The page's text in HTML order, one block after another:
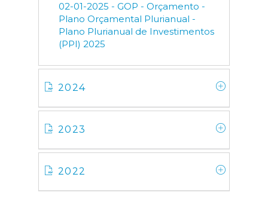
02-01-2025 - GOP - Orçamento -
Plano Orçamental Plurianual -
Plano Plurianual de Investimentos
(PPI) 2025
2024
2023
2022